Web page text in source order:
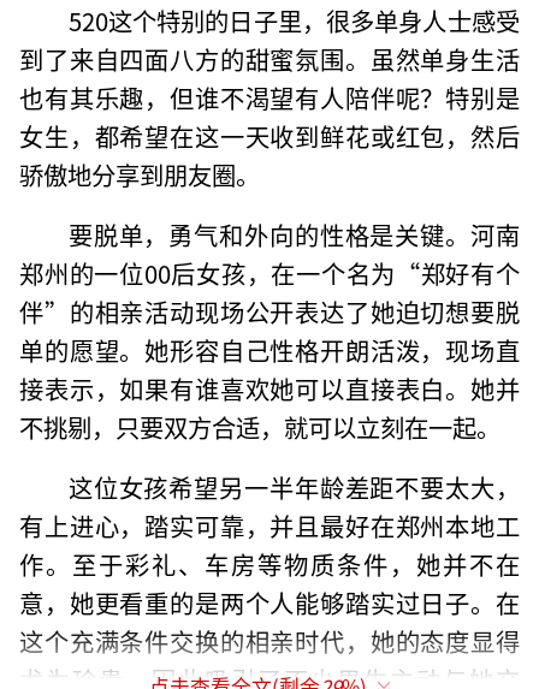
520这个特别的日子里，很多单身人士感受
到了来自四面八方的甜蜜氛围。虽然单身生活
也有其乐趣，但谁不渴望有人陪伴呢？特别是
女生，都希望在这一天收到鲜花或红包，然后
骄傲地分享到朋友圈。
要脱单，勇气和外向的性格是关键。河南
郑州的一位00后女孩，在一个名为“郑好有个
伴”的相亲活动现场公开表达了她迫切想要脱
单的愿望。她形容自己性格开朗活泼，现场直
接表示，如果有谁喜欢她可以直接表白。她并
不挑剔，只要双方合适，就可以立刻在一起。
这位女孩希望另一半年龄差距不要太大，
有上进心，踏实可靠，并且最好在郑州本地工
作。至于彩礼、车房等物质条件，她并不在
意，她更看重的是两个人能够踏实过日子。在
这个充满条件交换的相亲时代，她的态度显得
尤为珍贵，因此吸引了不少男生主动与她交